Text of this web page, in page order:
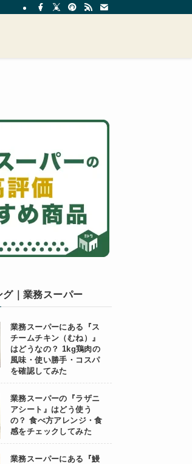
｜業務スーパー
業務スーパーにある『ス
チームチキン（むね）』
はどうなの？ 1kg鶏肉の
風味・使い勝手・コスパ
を確認してみた
業務スーパーの『ラザニ
アシート』はどう使う
の？ 食べ方アレンジ・食
感をチェックしてみた
業務スーパーにある『鰻